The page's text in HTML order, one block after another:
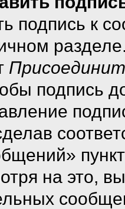
подпись к
подпись
на это,